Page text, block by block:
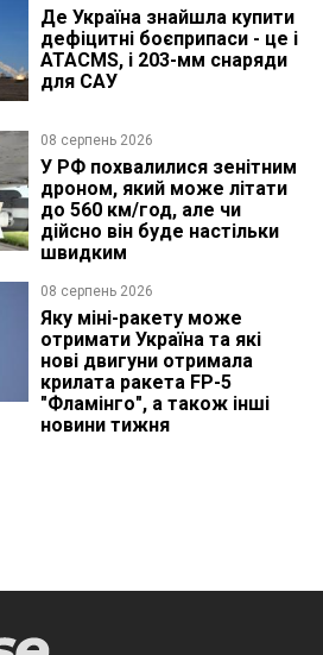
Де Україна знайшла купити
дефіцитні боєприпаси - це і
ATACMS, і 203-мм снаряди
для САУ
08 серпень 2026
У РФ похвалилися зенітним
дроном, який може літати
до 560 км/год, але чи
дійсно він буде настільки
швидким
08 серпень 2026
Яку міні-ракету може
отримати Україна та які
нові двигуни отримала
крилата ракета FP-5
"Фламінго", а також інші
новини тижня